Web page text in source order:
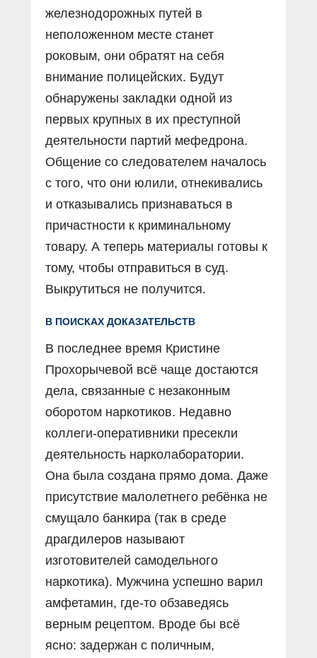
железнодорожных путей в
неположенном месте станет
роковым, они обратят на себя
внимание полицейских. Будут
обнаружены закладки одной из
первых крупных в их преступной
деятельности партий мефедрона.
Общение со следователем началось
с того, что они юлили, отнекивались
и отказывались признаваться в
причастности к криминальному
товару. А теперь материалы готовы к
тому, чтобы отправиться в суд.
Выкрутиться не получится.
В ПОИСКАХ ДОКАЗАТЕЛЬСТВ
В последнее время Кристине
Прохорычевой всё чаще достаются
дела, связанные с незаконным
оборотом наркотиков. Недавно
коллеги-оперативники пресекли
деятельность нарколаборатории.
Она была создана прямо дома. Даже
присутствие малолетнего ребёнка не
смущало банкира (так в среде
драгдилеров называют
изготовителей самодельного
наркотика). Мужчина успешно варил
амфетамин, где-то обзаведясь
верным рецептом. Вроде бы всё
ясно: задержан с поличным,